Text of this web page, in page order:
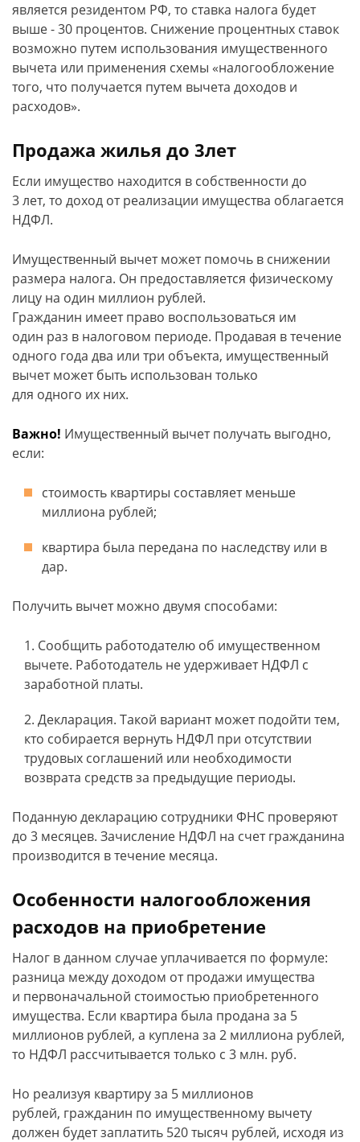
является резидентом РФ, то ставка налога будет
выше - 30 процентов. Снижение процентных ставок
возможно путем использования имущественного
вычета или применения схемы «налогообложение
того, что получается путем вычета доходов и
расходов».
Продажа жилья до 3лет
Если имущество находится в собственности до
3 лет, то доход от реализации имущества облагается
НДФЛ.
Имущественный вычет может помочь в снижении
размера налога. Он предоставляется физическому
лицу на один миллион рублей.
Гражданин имеет право воспользоваться им
один раз в налоговом периоде. Продавая в течение
одного года два или три объекта, имущественный
вычет может быть использован только
для одного их них.
Важно! Имущественный вычет получать выгодно,
если:
стоимость квартиры составляет меньше
миллиона рублей;
квартира была передана по наследству или в
дар.
Получить вычет можно двумя способами:
Сообщить работодателю об имущественном
вычете. Работодатель не удерживает НДФЛ с
заработной платы.
Декларация. Такой вариант может подойти тем,
кто собирается вернуть НДФЛ при отсутствии
трудовых соглашений или необходимости
возврата средств за предыдущие периоды.
Поданную декларацию сотрудники ФНС проверяют
до 3 месяцев. Зачисление НДФЛ на счет гражданина
производится в течение месяца.
Особенности налогообложения
расходов на приобретение
Налог в данном случае уплачивается по формуле:
разница между доходом от продажи имущества
и первоначальной стоимостью приобретенного
имущества. Если квартира была продана за 5
миллионов рублей, а куплена за 2 миллиона рублей,
то НДФЛ рассчитывается только с 3 млн. руб.
Но реализуя квартиру за 5 миллионов
рублей, гражданин по имущественному вычету
должен будет заплатить 520 тысяч рублей, исходя из